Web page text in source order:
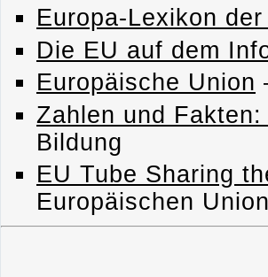
Europa-Lexikon
Die EU auf dem
Europäische Union
Zahlen und Fakten:
Bildung
EU Tube Sharing
Europäischen Union